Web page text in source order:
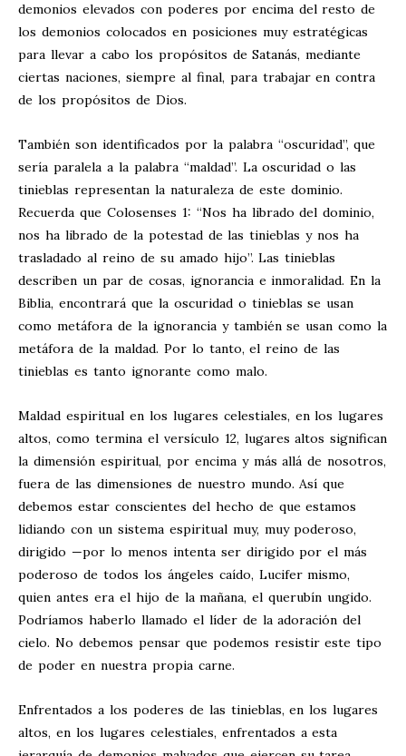
demonios elevados con poderes por encima del resto de
los demonios colocados en posiciones muy estratégicas
para llevar a cabo los propósitos de Satanás, mediante
ciertas naciones, siempre al final, para trabajar en contra
de los propósitos de Dios.
También son identificados por la palabra “oscuridad”, que
sería paralela a la palabra “maldad”. La oscuridad o las
tinieblas representan la naturaleza de este dominio.
Recuerda que Colosenses 1: “Nos ha librado del dominio,
nos ha librado de la potestad de las tinieblas y nos ha
trasladado al reino de su amado hijo”. Las tinieblas
describen un par de cosas, ignorancia e inmoralidad. En la
Biblia, encontrará que la oscuridad o tinieblas se usan
como metáfora de la ignorancia y también se usan como la
metáfora de la maldad. Por lo tanto, el reino de las
tinieblas es tanto ignorante como malo.
Maldad espiritual en los lugares celestiales, en los lugares
altos, como termina el versículo 12, lugares altos significan
la dimensión espiritual, por encima y más allá de nosotros,
fuera de las dimensiones de nuestro mundo. Así que
debemos estar conscientes del hecho de que estamos
lidiando con un sistema espiritual muy, muy poderoso,
dirigido —por lo menos intenta ser dirigido por el más
poderoso de todos los ángeles caído, Lucifer mismo,
quien antes era el hijo de la mañana, el querubín ungido.
Podríamos haberlo llamado el líder de la adoración del
cielo. No debemos pensar que podemos resistir este tipo
de poder en nuestra propia carne.
Enfrentados a los poderes de las tinieblas, en los lugares
altos, en los lugares celestiales, enfrentados a esta